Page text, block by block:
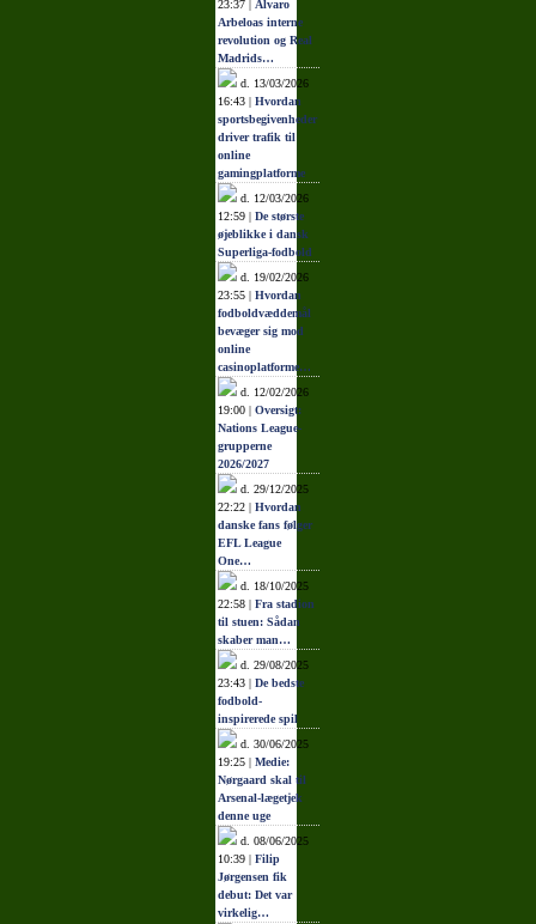
23:37 | Álvaro
Arbeloas interne
revolution og Real
Madrids…
d. 13/03/2026
16:43 | Hvordan
sportsbegivenheder
driver trafik til
online
gamingplatforme
d. 12/03/2026
12:59 | De største
øjeblikke i dansk
Superliga-fodbold
d. 19/02/2026
23:55 | Hvordan
fodboldvæddemål
bevæger sig mod
online
casinoplatforme…
d. 12/02/2026
19:00 | Oversigt:
Nations League-
grupperne
2026/2027
d. 29/12/2025
22:22 | Hvordan
danske fans følger
EFL League
One…
d. 18/10/2025
22:58 | Fra stadion
til stuen: Sådan
skaber man…
d. 29/08/2025
23:43 | De bedste
fodbold-
inspirerede spil
d. 30/06/2025
19:25 | Medie:
Nørgaard skal til
Arsenal-lægetjek
denne uge
d. 08/06/2025
10:39 | Filip
Jørgensen fik
debut: Det var
virkelig…